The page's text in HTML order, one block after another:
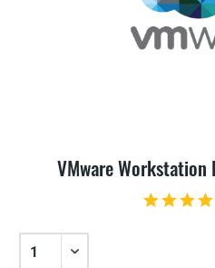
VMware Workstation